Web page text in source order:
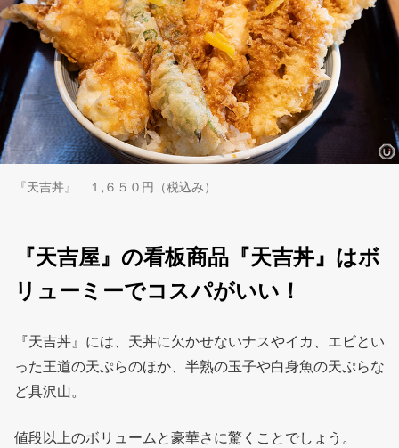
『天吉丼』 １,６５０円（税込み）
『天吉屋』の看板商品『天吉丼』はボ
リューミーでコスパがいい！
『天吉丼』には、天丼に欠かせないナスやイカ、エビとい
った王道の天ぷらのほか、半熟の玉子や白身魚の天ぷらな
ど具沢山。
値段以上のボリュームと豪華さに驚くことでしょう。